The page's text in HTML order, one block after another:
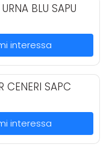
BLU SAPU
interessa
CENERI SAPC
interessa